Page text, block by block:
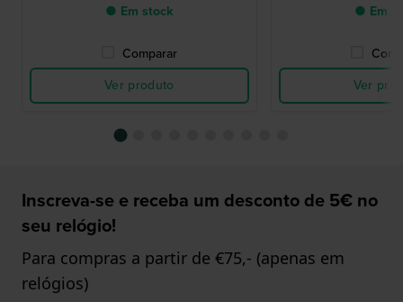
● Em stock
Comparar
Ver produto
● Em
Ver
Inscreva-se e receba um desconto de 5€ no
seu relógio!
Para compras a partir de €75,- (apenas em
relógios)